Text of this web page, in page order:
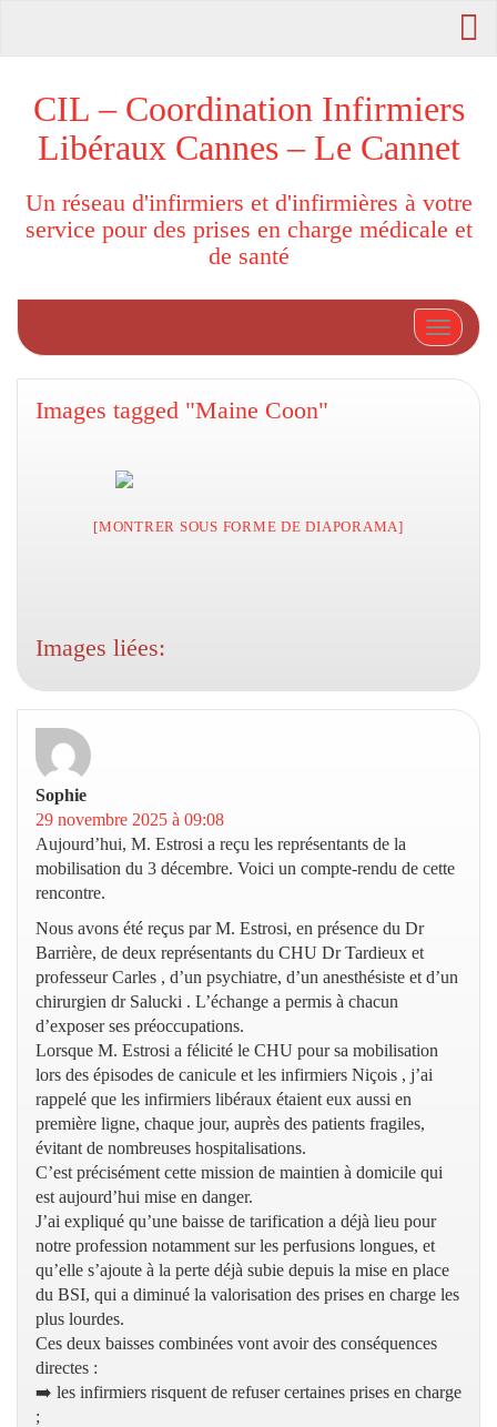
CIL – Coordination Infirmiers
Libéraux Cannes – Le Cannet
Un réseau d'infirmiers et d'infirmières à votre
service pour des prises en charge médicale et
de santé
Images tagged "Maine Coon"
[MONTRER SOUS FORME DE DIAPORAMA]
Images liées:
Sophie
29 novembre 2025 à 09:08
Aujourd’hui, M. Estrosi a reçu les représentants de la
mobilisation du 3 décembre. Voici un compte-rendu de cette
rencontre.
Nous avons été reçus par M. Estrosi, en présence du Dr
Barrière, de deux représentants du CHU Dr Tardieux et
professeur Carles , d’un psychiatre, d’un anesthésiste et d’un
chirurgien dr Salucki . L’échange a permis à chacun
d’exposer ses préoccupations.
Lorsque M. Estrosi a félicité le CHU pour sa mobilisation
lors des épisodes de canicule et les infirmiers Niçois , j’ai
rappelé que les infirmiers libéraux étaient eux aussi en
première ligne, chaque jour, auprès des patients fragiles,
évitant de nombreuses hospitalisations.
C’est précisément cette mission de maintien à domicile qui
est aujourd’hui mise en danger.
J’ai expliqué qu’une baisse de tarification a déjà lieu pour
notre profession notamment sur les perfusions longues, et
qu’elle s’ajoute à la perte déjà subie depuis la mise en place
du BSI, qui a diminué la valorisation des prises en charge les
plus lourdes.
Ces deux baisses combinées vont avoir des conséquences
directes :
➡️ les infirmiers risquent de refuser certaines prises en charge
;